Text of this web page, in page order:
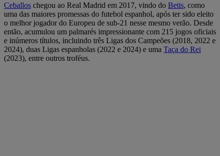
Ceballos chegou ao Real Madrid em 2017, vindo do Betis, como
uma das maiores promessas do futebol espanhol, após ter sido eleito
o melhor jogador do Europeu de sub-21 nesse mesmo verão. Desde
então, acumulou um palmarés impressionante com 215 jogos oficiais
e inúmeros títulos, incluindo três Ligas dos Campeões (2018, 2022 e
2024), duas Ligas espanholas (2022 e 2024) e uma Taça do Rei
(2023), entre outros troféus.